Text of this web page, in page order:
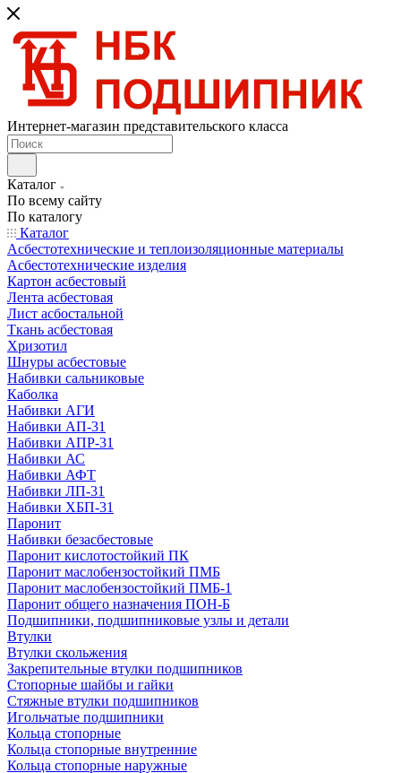
Интернет-магазин представительского класса
Каталог
По всему сайту
По каталогу
Каталог
Асбестотехнические и теплоизоляционные материалы
Асбестотехнические изделия
Картон асбестовый
Лента асбестовая
Лист асбостальной
Ткань асбестовая
Хризотил
Шнуры асбестовые
Набивки сальниковые
Каболка
Набивки АГИ
Набивки АП-31
Набивки АПР-31
Набивки АС
Набивки АФТ
Набивки ЛП-31
Набивки ХБП-31
Паронит
Набивки безасбестовые
Паронит кислотостойкий ПК
Паронит маслобензостойкий ПМБ
Паронит маслобензостойкий ПМБ-1
Паронит общего назначения ПОН-Б
Подшипники, подшипниковые узлы и детали
Втулки
Втулки скольжения
Закрепительные втулки подшипников
Стопорные шайбы и гайки
Стяжные втулки подшипников
Игольчатые подшипники
Кольца стопорные
Кольца стопорные внутренние
Кольца стопорные наружные